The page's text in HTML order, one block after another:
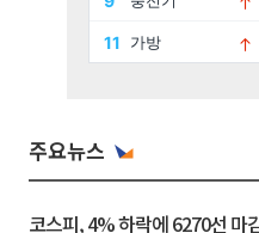
주요뉴스
코스피, 4% 하락에 6270선 마